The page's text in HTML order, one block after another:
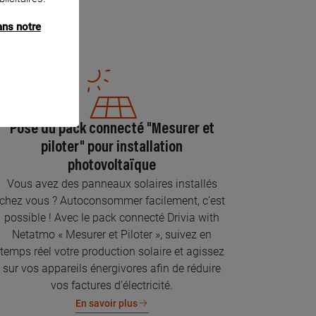
Pose du pack connecté "Mesurer et
piloter" pour installation
photovoltaïque
Vous avez des panneaux solaires installés
chez vous ? Autoconsommer facilement, c’est
possible ! Avec le pack connecté Drivia with
Netatmo « Mesurer et Piloter », suivez en
temps réel votre production solaire et agissez
sur vos appareils énergivores afin de réduire
vos factures d’électricité.
En savoir plus
notre